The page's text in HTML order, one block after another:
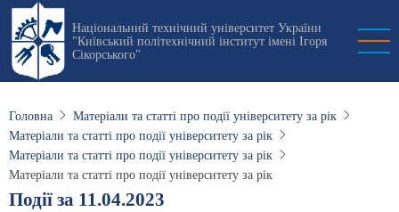
Перейти
основного
вмісту
Національний технічний університет України
"Київський політехнічний інститут імені Ігоря
Сікорського"
Головна
Матеріали та статті про події університету за рік
Матеріали та статті про події університету за рік
Матеріали та статті про події університету за рік
Матеріали та статті про події університету за рік
Події за 11.04.2023